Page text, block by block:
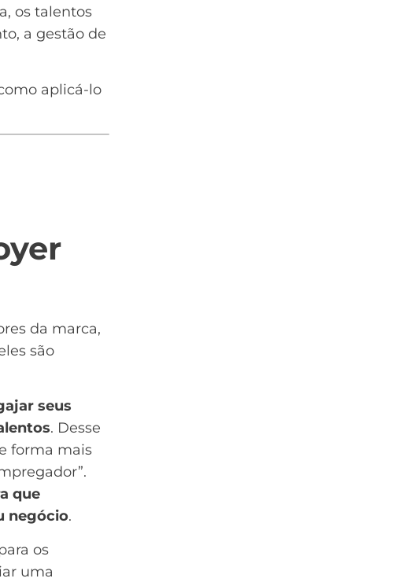
os talentos
a gestão de
aplicá-lo
da marca,
são
seus
. Desse
forma mais
que
negócio.
os
uma